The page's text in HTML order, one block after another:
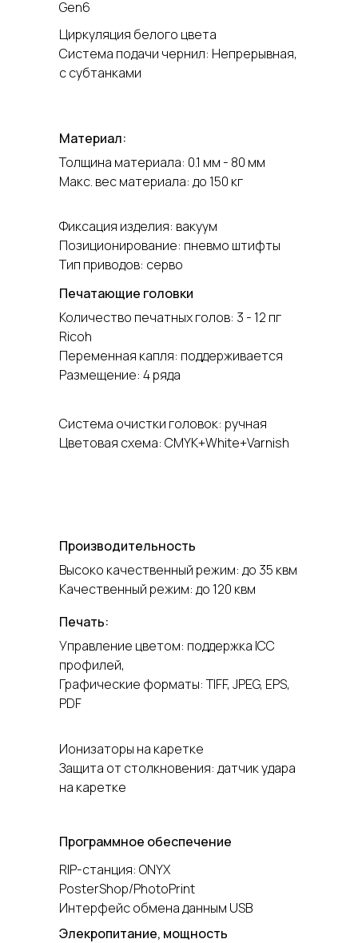
Циркуляция белого цвета
Система подачи чернил: Непрерывная,
с субтанками
Gen6
Печатающие головки
Система очистки головок: ручная
Цветовая схема: CMYK+White+Varnish
Количество печатных голов: 3 - 12 пг
Ricoh
Переменная капля: поддерживается
Размещение: 4 ряда
Производительность
Высоко качественный режим: до 35 квм
Качественный режим: до 120 квм
Печать:
Управление цветом: поддержка ICC
профилей,
Графические форматы: TIFF, JPEG, EPS,
PDF
Программное обеспечение
Материал:
Толщина материала: 0.1 мм - 80 мм
Макс. вес материала: до 150 кг
RIP-станция: ONYX
PosterShop/PhotoPrint
Интерфейс обмена данным USB
Элекропитание, мощность
Фиксация изделия: вакуум
Позиционирование: пневмо штифты
Тип приводов: серво
Ионизаторы на каретке
Защита от столкновения: датчик удара
на каретке